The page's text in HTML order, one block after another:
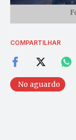
COMPARTILHAR
No aguardo